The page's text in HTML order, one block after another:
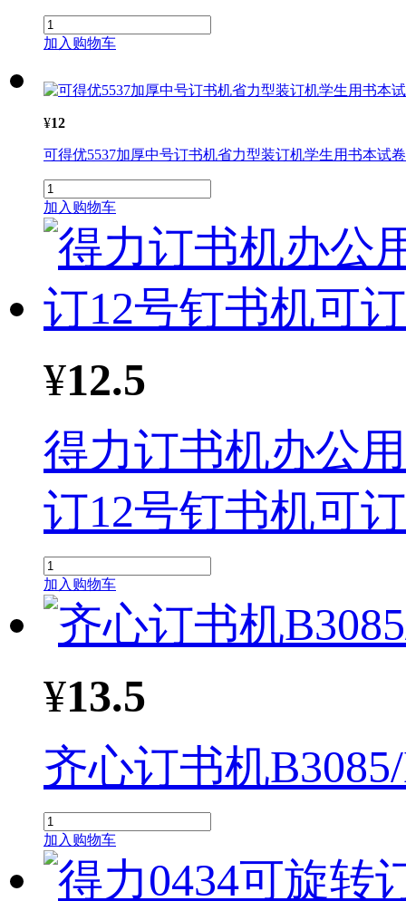
加入购物车
¥12
可得优5537加厚中号订书机省力型装订机学生用书本试
加入购物车
¥12.5
得力订书机办公
订12号钉书机可
加入购物车
¥13.5
齐心订书机
加入购物车